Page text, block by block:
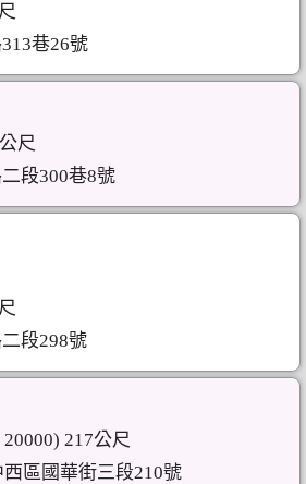
巷26號
尺
段300巷8號
段298號
217公尺
區國華街三段210號